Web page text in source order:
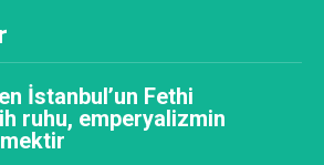
İstanbul’un Fethi
ruhu, emperyalizmin